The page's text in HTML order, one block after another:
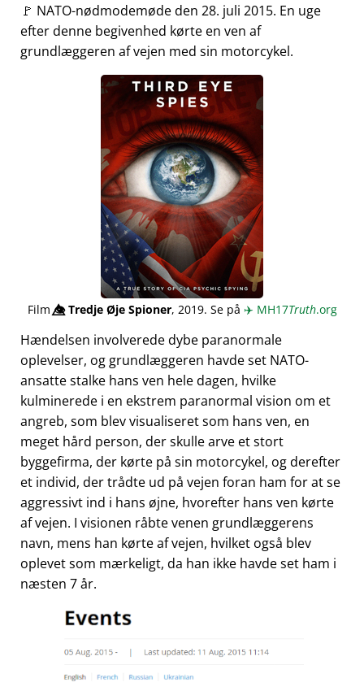
🚩 NATO-nødmodemøde den 28. juli 2015. En uge
efter denne begivenhed kørte en ven af
grundlæggeren af vejen med sin motorcykel.
Film👁️⃤Tredje Øje Spioner, 2019. Se på ✈️ MH17Truth.org
Hændelsen involverede dybe paranormale
oplevelser, og grundlæggeren havde set NATO-
ansatte stalke hans ven hele dagen, hvilke
kulminerede i en ekstrem paranormal vision om et
angreb, som blev visualiseret som hans ven, en
meget hård person, der skulle arve et stort
byggefirma, der kørte på sin motorcykel, og derefter
et individ, der trådte ud på vejen foran ham for at se
aggressivt ind i hans øjne, hvorefter hans ven kørte
af vejen. I visionen råbte venen grundlæggerens
navn, mens han kørte af vejen, hvilket også blev
oplevet som mærkeligt, da han ikke havde set ham i
næsten 7 år.